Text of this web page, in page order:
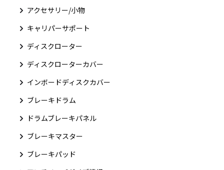
アクセサリー/小物
キャリパーサポート
ディスクローター
ディスクローターカバー
インボードディスクカバー
ブレーキドラム
ドラムブレーキパネル
ブレーキマスター
ブレーキパッド